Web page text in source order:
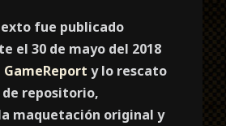
fue publicado
el 30 de mayo del 2018
GameReport y lo rescato
repositorio,
maquetación original y